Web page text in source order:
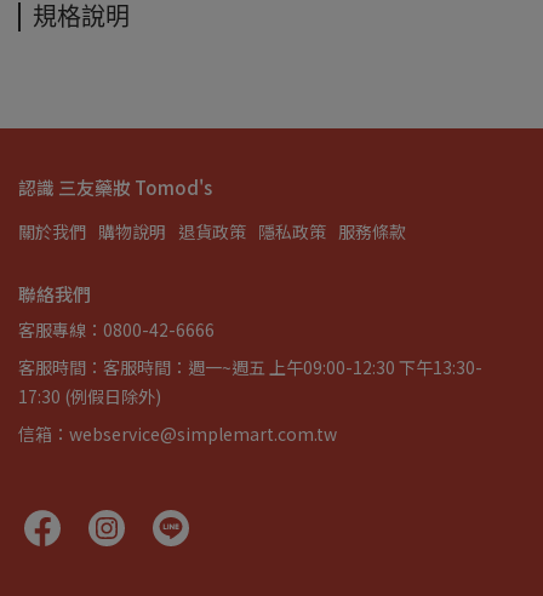
規格說明
認識 三友藥妝 Tomod's
關於我們 購物說明 退貨政策 隱私政策 服務條款
聯絡我們
客服專線：0800-42-6666
客服時間：客服時間：週一~週五 上午09:00-12:30 下午13:30-
17:30 (例假日除外)
信箱：webservice@simplemart.com.tw